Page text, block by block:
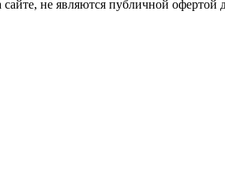
не являются публичной